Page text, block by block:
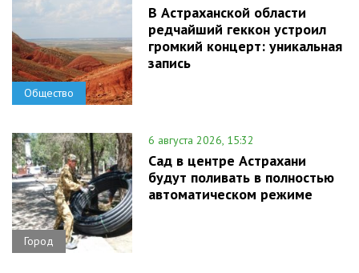
Общество
В Астраханской области
редчайший геккон устроил
громкий концерт: уникальная
запись
Город
6 августа 2026, 15:32
Сад в центре Астрахани
будут поливать в полностью
автоматическом режиме